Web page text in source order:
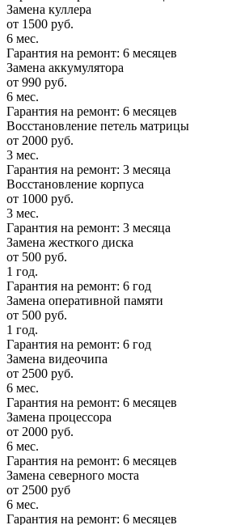
Замена куллера
от 1500 руб.
6 мес.
Гарантия на ремонт: 6 месяцев
Замена аккумулятора
от 990 руб.
6 мес.
Гарантия на ремонт: 6 месяцев
Восстановление петель матрицы
от 2000 руб.
3 мес.
Гарантия на ремонт: 3 месяца
Восстановление корпуса
от 1000 руб.
3 мес.
Гарантия на ремонт: 3 месяца
Замена жесткого диска
от 500 руб.
1 год.
Гарантия на ремонт: 6 год
Замена оперативной памяти
от 500 руб.
1 год.
Гарантия на ремонт: 6 год
Замена видеочипа
от 2500 руб.
6 мес.
Гарантия на ремонт: 6 месяцев
Замена процессора
от 2000 руб.
6 мес.
Гарантия на ремонт: 6 месяцев
Замена северного моста
от 2500 руб
6 мес.
Гарантия на ремонт: 6 месяцев